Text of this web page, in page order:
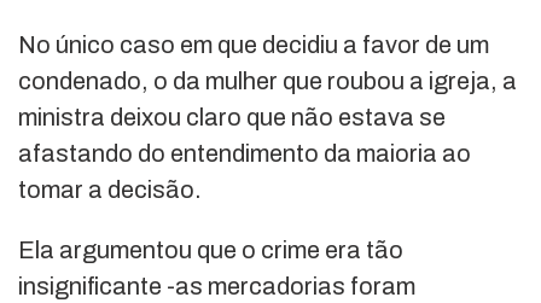
No único caso em que decidiu a favor de um
condenado, o da mulher que roubou a igreja, a
ministra deixou claro que não estava se
afastando do entendimento da maioria ao
tomar a decisão.
Ela argumentou que o crime era tão
insignificante -as mercadorias foram